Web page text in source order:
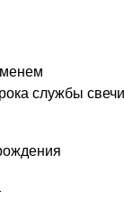
службы